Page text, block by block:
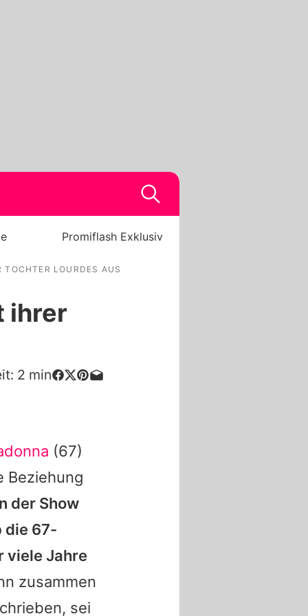
Promiflash Exklusiv
LOURDES AUS
ihrer
2 min
(67)
Beziehung
der Show
die 67-
viele Jahre
zusammen
sei